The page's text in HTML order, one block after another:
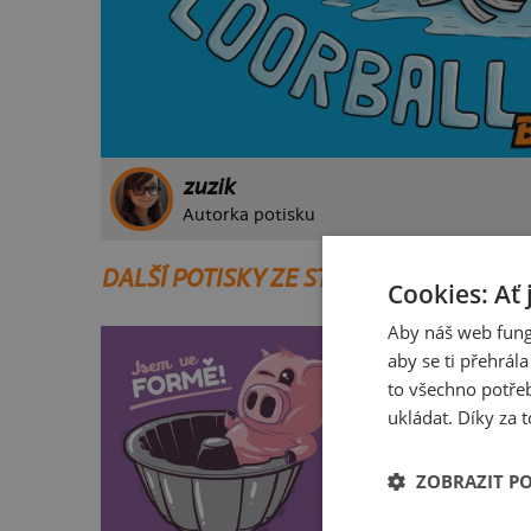
zuzik
Autorka potisku
DALŠÍ POTISKY ZE STEJNÉ KATEGORIE
Cookies: Ať
Aby náš web
aby se ti
to všechno
ukládat. Díky za
ZOBRAZIT